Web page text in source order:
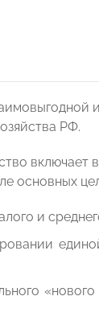
РФ.
основных
и